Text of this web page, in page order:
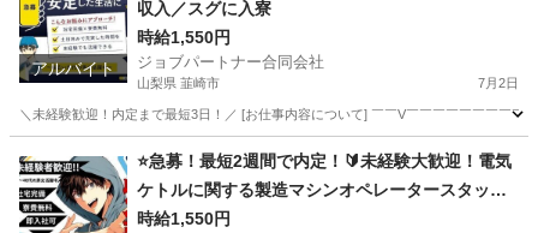
アルバイト
収入／スグに入寮
時給1,550円
ジョブパートナー合同会社
山梨県 韮崎市 7月2日
＼未経験歓迎！内定まで最短3日！／ [お仕事内容について] ￣￣V￣￣￣￣￣￣￣￣
工場 スタッフ
⭐急募！最短2週間で内定！🔰未経験大歓迎！電気
ケトルに関する製造マシンオペレータースタッ
フ！
時給1,550円